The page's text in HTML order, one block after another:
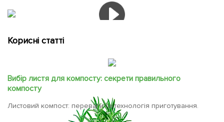
Корисні статті
Вибір листя для компосту: секрети правильного
компосту
Листовий компост: переваги та технологія приготування.